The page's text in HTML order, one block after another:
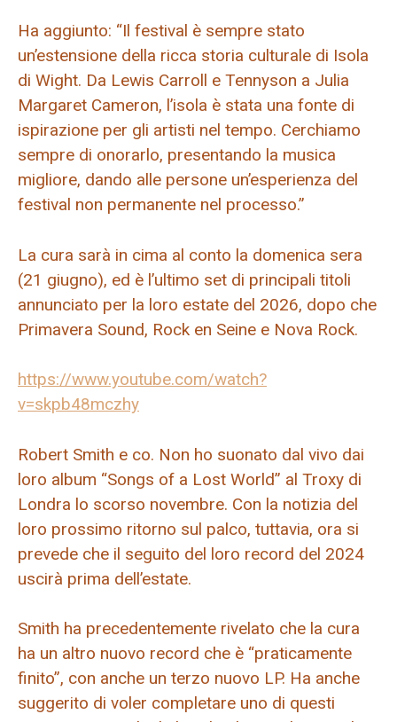
Ha aggiunto: “Il festival è sempre stato
un’estensione della ricca storia culturale di Isola
di Wight. Da Lewis Carroll e Tennyson a Julia
Margaret Cameron, l’isola è stata una fonte di
ispirazione per gli artisti nel tempo. Cerchiamo
sempre di onorarlo, presentando la musica
migliore, dando alle persone un’esperienza del
festival non permanente nel processo.”
La cura sarà in cima al conto la domenica sera
(21 giugno), ed è l’ultimo set di principali titoli
annunciato per la loro estate del 2026, dopo che
Primavera Sound, Rock en Seine e Nova Rock.
https://www.youtube.com/watch?
v=skpb48mczhy
Robert Smith e co. Non ho suonato dal vivo dai
loro album “Songs of a Lost World” al Troxy di
Londra lo scorso novembre. Con la notizia del
loro prossimo ritorno sul palco, tuttavia, ora si
prevede che il seguito del loro record del 2024
uscirà prima dell’estate.
Smith ha precedentemente rivelato che la cura
ha un altro nuovo record che è “praticamente
finito”, con anche un terzo nuovo LP. Ha anche
suggerito di voler completare uno di questi